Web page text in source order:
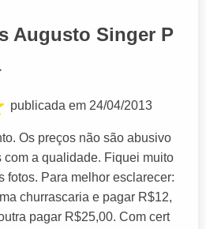
Augusto Singer P
publicada em 24/04/2013
Os preços não são abusivo
com a qualidade. Fiquei muito
fotos. Para melhor esclarecer:
churrascaria e pagar R$12,
pagar R$25,00. Com cert